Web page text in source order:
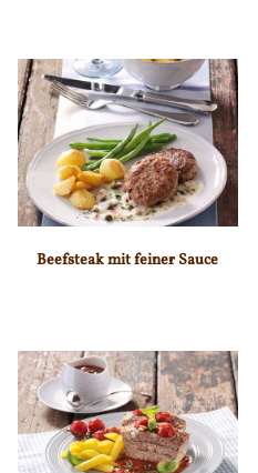
Beefsteak mit feiner Sauce